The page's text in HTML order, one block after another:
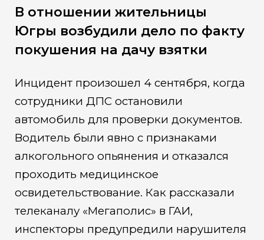
В отношении жительницы
Югры возбудили дело по факту
покушения на дачу взятки
Инцидент произошел 4 сентября, когда
сотрудники ДПС остановили
автомобиль для проверки документов.
Водитель были явно с признаками
алкогольного опьянения и отказался
проходить медицинское
освидетельствование. Как рассказали
телеканалу «Мегаполис» в ГАИ,
инспекторы предупредили нарушителя